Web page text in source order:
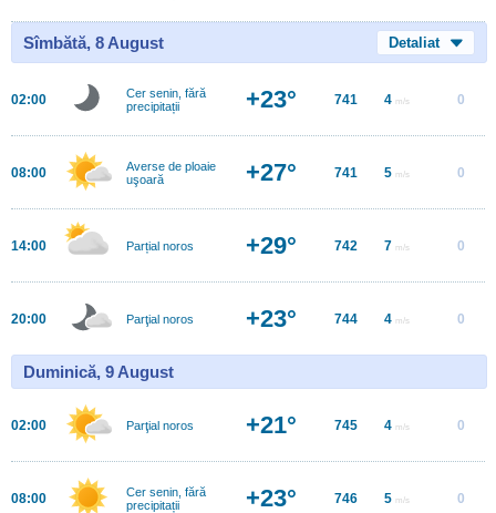
Sîmbătă, 8 August Detaliat
02:00
Cer senin, fără
precipitații
+23° 741 4 m/s 0
08:00
Averse de ploaie
uşoară
+27° 741 5 m/s 0
14:00 Parțial noros +29° 742 7 m/s 0
20:00 Parţial noros +23° 744 4 m/s 0
Duminică, 9 August
02:00 Parţial noros +21° 745 4 m/s 0
08:00
Cer senin, fără
precipitații
+23° 746 5 m/s 0